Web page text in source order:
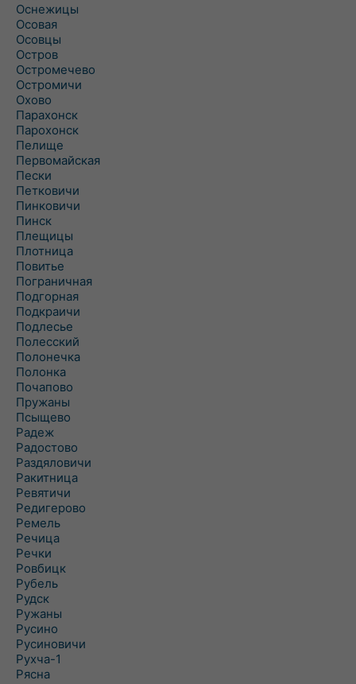
Оснежицы
Осовая
Осовцы
Остров
Остромечево
Остромичи
Охово
Парахонск
Парохонск
Пелище
Первомайская
Пески
Петковичи
Пинковичи
Пинск
Плещицы
Плотница
Повитье
Пограничная
Подгорная
Подкраичи
Подлесье
Полесский
Полонечка
Полонка
Почапово
Пружаны
Псыщево
Радеж
Радостово
Раздяловичи
Ракитница
Ревятичи
Редигерово
Ремель
Речица
Речки
Ровбицк
Рубель
Рудск
Ружаны
Русино
Русиновичи
Рухча-1
Рясна